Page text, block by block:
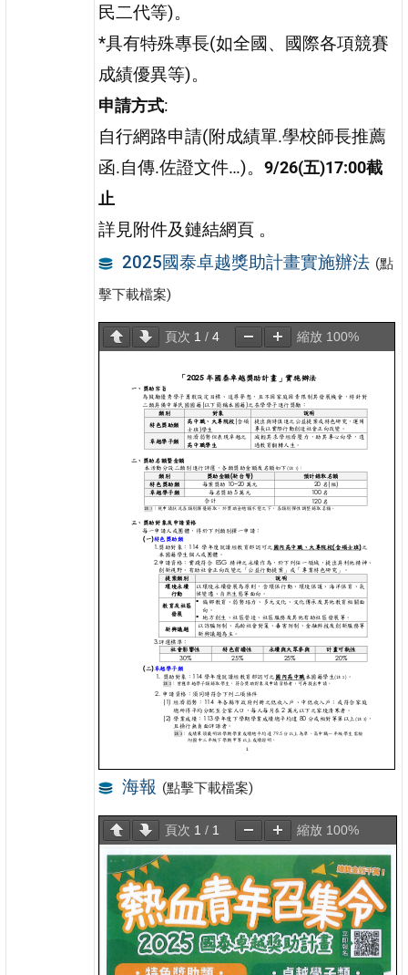
民二代等)。
*具有特殊專長(如全國、國際各項競賽
成績優異等)。
申請方式:
自行網路申請(附成績單.學校師長推薦
函.自傳.佐證文件…)。9/26(五)17:00截
止
詳見附件及鏈結網頁 。
2025國泰卓越獎助計畫實施辦法 (點
擊下載檔案)
頁次 1 /4 縮放 100%
海報 (點擊下載檔案)
頁次 1 / 1 縮放 100%